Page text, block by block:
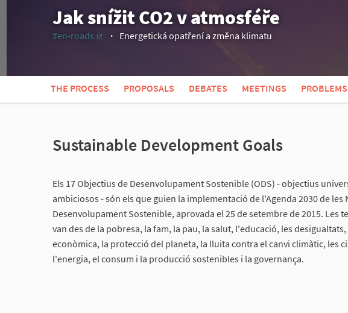
Jak snížit CO2 v atmosféře
#en-roads
Energetická opatření a změna klimatu
THE PROCESS PROPOSALS DEBATES MEETINGS PROBLEMS
Sustainable Development Goals
Els 17 Objectius de Desenvolupament Sostenible (ODS) - objectius
ambiciosos - són els que guien la implementació de l'Agenda 2030 de les
Desenvolupament Sostenible, aprovada el 25 de setembre de 2015. Les
van des de la pobresa, la fam, la pau, la salut, l'educació, les
econòmica, la protecció del planeta, la lluita contra el canvi climàtic, les
l'energia, el consum i la producció sostenibles i la governança.